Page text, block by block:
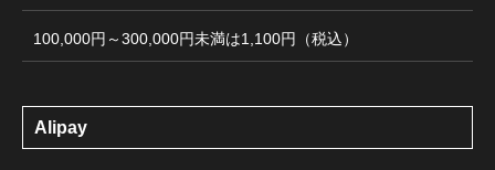
100,000円～300,000円未満は1,100円（税込）
Alipay